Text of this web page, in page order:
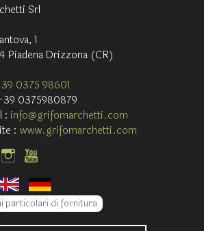
Srl
1
Piadena Drizzona (CR)
0375 98601
0375980879
: info@grifomarchetti.com
: www.grifomarchetti.com
particolari di fornitura